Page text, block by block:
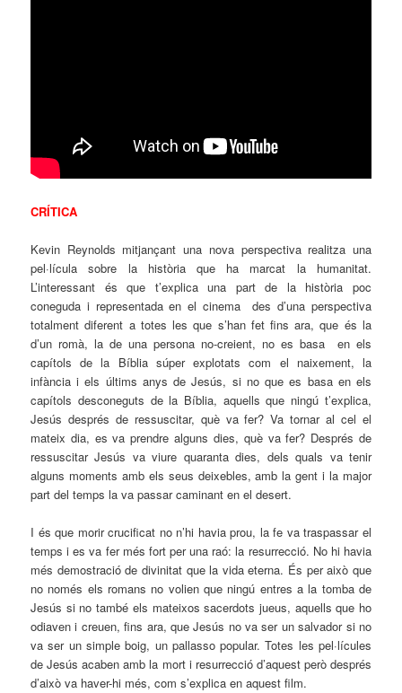
CRÍTICA
Kevin Reynolds mitjançant una nova perspectiva realitza una
pel·lícula sobre la història que ha marcat la humanitat.
L’interessant és que t’explica una part de la història poc
coneguda i representada en el cinema des d’una perspectiva
totalment diferent a totes les que s’han fet fins ara, que és la
d’un romà, la de una persona no-creient, no es basa en els
capítols de la Bíblia súper explotats com el naixement, la
infància i els últims anys de Jesús, si no que es basa en els
capítols desconeguts de la Bíblia, aquells que ningú t’explica,
Jesús després de ressuscitar, què va fer? Va tornar al cel el
mateix dia, es va prendre alguns dies, què va fer? Després de
ressuscitar Jesús va viure quaranta dies, dels quals va tenir
alguns moments amb els seus deixebles, amb la gent i la major
part del temps la va passar caminant en el desert.
I és que morir crucificat no n’hi havia prou, la fe va traspassar el
temps i es va fer més fort per una raó: la resurrecció. No hi havia
més demostració de divinitat que la vida eterna. És per això que
no només els romans no volien que ningú entres a la tomba de
Jesús si no també els mateixos sacerdots jueus, aquells que ho
odiaven i creuen, fins ara, que Jesús no va ser un salvador si no
va ser un simple boig, un pallasso popular. Totes les pel·lícules
de Jesús acaben amb la mort i resurrecció d’aquest però després
d’això va haver-hi més, com s’explica en aquest film.